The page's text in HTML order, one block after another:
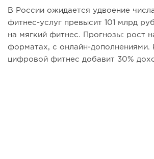
В России ожидается удвоение
фитнес-услуг превысит 101 млрд
на мягкий фитнес. Прогнозы: рост
форматах, с онлайн-дополнениями.
цифровой фитнес добавит 30%